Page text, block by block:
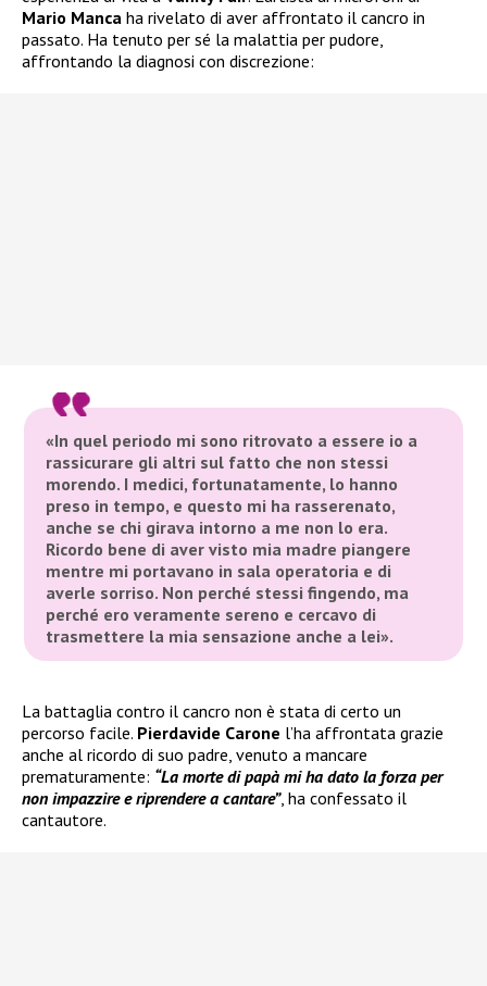
Mario Manca ha rivelato di aver affrontato il cancro in
passato. Ha tenuto per sé la malattia per pudore,
affrontando la diagnosi con discrezione:
«In quel periodo mi sono ritrovato a essere io a
rassicurare gli altri sul fatto che non stessi
morendo. I medici, fortunatamente, lo hanno
preso in tempo, e questo mi ha rasserenato,
anche se chi girava intorno a me non lo era.
Ricordo bene di aver visto mia madre piangere
mentre mi portavano in sala operatoria e di
averle sorriso. Non perché stessi fingendo, ma
perché ero veramente sereno e cercavo di
trasmettere la mia sensazione anche a lei».
La battaglia contro il cancro non è stata di certo un
percorso facile. Pierdavide Carone l’ha affrontata grazie
anche al ricordo di suo padre, venuto a mancare
prematuramente: “La morte di papà mi ha dato la forza per
non impazzire e riprendere a cantare”, ha confessato il
cantautore.